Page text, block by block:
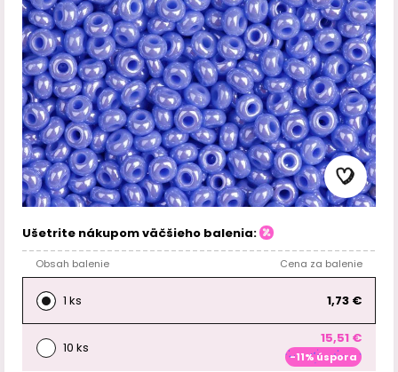
Ušetrite nákupom väčšieho balenia:
Obsah balenie Cena za balenie
1 ks 1,73 €
10 ks
15,51 €
-11% úspora